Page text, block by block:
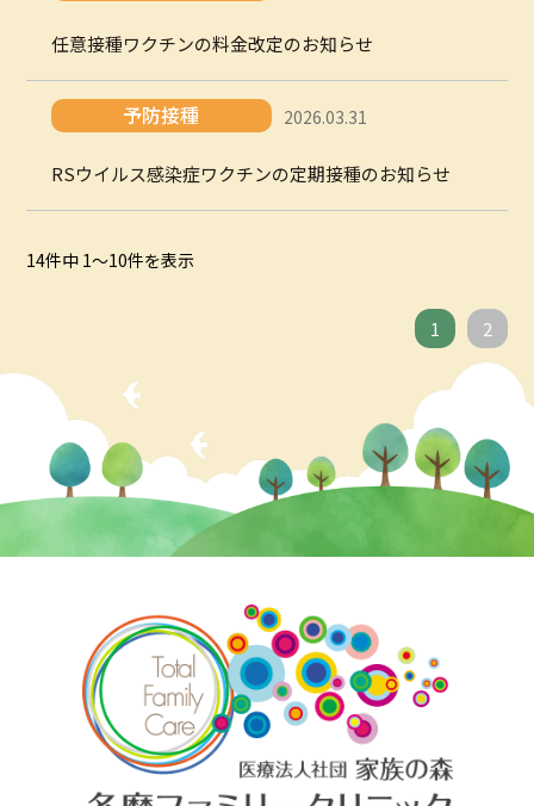
任意接種ワクチンの料金改定のお知らせ
予防接種 2026.03.31
RSウイルス感染症ワクチンの定期接種のお知らせ
14件中 1～10件を表示
1 2